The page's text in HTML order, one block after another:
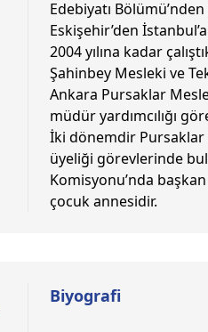
Edebiyatı
Eskişehir’den
2004 yılına kadar
Şahinbey Mesleki ve
Ankara Pursaklar
müdür yardımcılığı
İki dönemdir Pursaklar
üyeliği görevlerinde
Komisyonu’nda
çocuk annesidir.
Biyografi